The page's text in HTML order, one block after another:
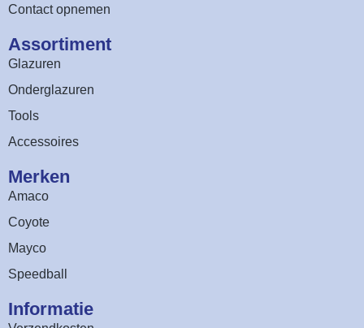
Contact opnemen
Assortiment​
Glazuren
Onderglazuren
Tools
Accessoires
Merken
Amaco
Coyote
Mayco
Speedball
Informatie